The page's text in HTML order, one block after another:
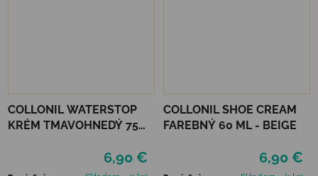
COLLONIL WATERSTOP
KRÉM TMAVOHNEDÝ 75
6,90 €
COLLONIL SHOE CREAM
FAREBNÝ 60 ML - BEIGE
6,90 €